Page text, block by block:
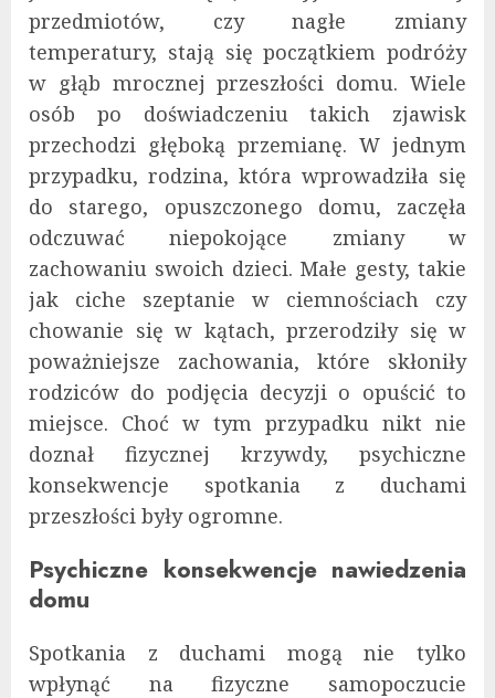
przedmiotów, czy nagłe zmiany
temperatury, stają się początkiem podróży
w głąb mrocznej przeszłości domu. Wiele
osób po doświadczeniu takich zjawisk
przechodzi głęboką przemianę. W jednym
przypadku, rodzina, która wprowadziła się
do starego, opuszczonego domu, zaczęła
odczuwać niepokojące zmiany w
zachowaniu swoich dzieci. Małe gesty, takie
jak ciche szeptanie w ciemnościach czy
chowanie się w kątach, przerodziły się w
poważniejsze zachowania, które skłoniły
rodziców do podjęcia decyzji o opuścić to
miejsce. Choć w tym przypadku nikt nie
doznał fizycznej krzywdy, psychiczne
konsekwencje spotkania z duchami
przeszłości były ogromne.
Psychiczne konsekwencje nawiedzenia
domu
Spotkania z duchami mogą nie tylko
wpłynąć na fizyczne samopoczucie